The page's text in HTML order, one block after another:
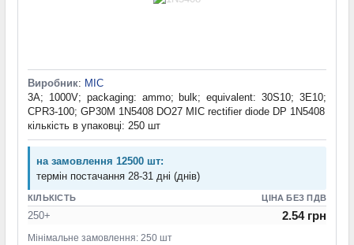
Виробник: MIC
3A; 1000V; packaging: ammo; bulk; equivalent: 30S10; 3E10;
CPR3-100; GP30M 1N5408 DO27 MIC rectifier diode DP 1N5408
кількість в упаковці: 250 шт
на замовлення 12500 шт:
термін постачання 28-31 дні (днів)
КІЛЬКІСТЬ ЦІНА БЕЗ ПДВ
250+ 2.54 грн
Мінімальне замовлення: 250 шт